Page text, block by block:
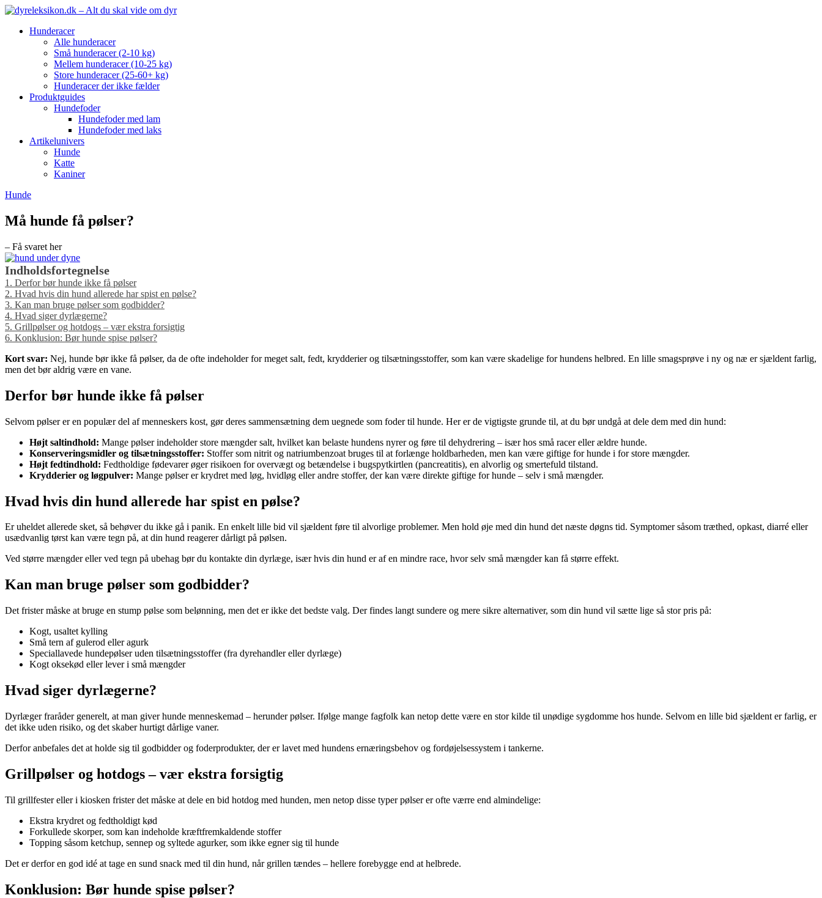
Hunderacer
Alle hunderacer
Små hunderacer (2-10 kg)
Mellem hunderacer (10-25 kg)
Store hunderacer (25-60+ kg)
Hunderacer der ikke fælder
Produktguides
Hundefoder
Hundefoder med lam
Hundefoder med laks
Artikelunivers
Hunde
Katte
Kaniner
Hunde
Må hunde få pølser?
– Få svaret her
Indholdsfortegnelse
1. Derfor bør hunde ikke få pølser
2. Hvad hvis din hund allerede har spist en pølse?
3. Kan man bruge pølser som godbidder?
4. Hvad siger dyrlægerne?
5. Grillpølser og hotdogs – vær ekstra forsigtig
6. Konklusion: Bør hunde spise pølser?
Kort svar: Nej, hunde bør ikke få pølser, da de ofte indeholder for meget salt, fedt, krydderier og tilsætningsstoffer, som kan være skadelige for hundens helbred. En lille smagsprøve i ny og næ er sjældent farlig,
men det bør aldrig være en vane.
Derfor bør hunde ikke få pølser
Selvom pølser er en populær del af menneskers kost, gør deres sammensætning dem uegnede som foder til hunde. Her er de vigtigste grunde til, at du bør undgå at dele dem med din hund:
Højt saltindhold: Mange pølser indeholder store mængder salt, hvilket kan belaste hundens nyrer og føre til dehydrering – især hos små racer eller ældre hunde.
Konserveringsmidler og tilsætningsstoffer: Stoffer som nitrit og natriumbenzoat bruges til at forlænge holdbarheden, men kan være giftige for hunde i for store mængder.
Højt fedtindhold: Fedtholdige fødevarer øger risikoen for overvægt og betændelse i bugspytkirtlen (pancreatitis), en alvorlig og smertefuld tilstand.
Krydderier og løgpulver: Mange pølser er krydret med løg, hvidløg eller andre stoffer, der kan være direkte giftige for hunde – selv i små mængder.
Hvad hvis din hund allerede har spist en pølse?
Er uheldet allerede sket, så behøver du ikke gå i panik. En enkelt lille bid vil sjældent føre til alvorlige problemer. Men hold øje med din hund det næste døgns tid. Symptomer såsom træthed, opkast, diarré eller
usædvanlig tørst kan være tegn på, at din hund reagerer dårligt på pølsen.
Ved større mængder eller ved tegn på ubehag bør du kontakte din dyrlæge, især hvis din hund er af en mindre race, hvor selv små mængder kan få større effekt.
Kan man bruge pølser som godbidder?
Det frister måske at bruge en stump pølse som belønning, men det er ikke det bedste valg. Der findes langt sundere og mere sikre alternativer, som din hund vil sætte lige så stor pris på:
Kogt, usaltet kylling
Små tern af gulerod eller agurk
Speciallavede hundepølser uden tilsætningsstoffer (fra dyrehandler eller dyrlæge)
Kogt oksekød eller lever i små mængder
Hvad siger dyrlægerne?
Dyrlæger fraråder generelt, at man giver hunde menneskemad – herunder pølser. Ifølge mange fagfolk kan netop dette være en stor kilde til unødige sygdomme hos hunde. Selvom en lille bid sjældent er farlig, er
det ikke uden risiko, og det skaber hurtigt dårlige vaner.
Derfor anbefales det at holde sig til godbidder og foderprodukter, der er lavet med hundens ernæringsbehov og fordøjelsessystem i tankerne.
Grillpølser og hotdogs – vær ekstra forsigtig
Til grillfester eller i kiosken frister det måske at dele en bid hotdog med hunden, men netop disse typer pølser er ofte værre end almindelige:
Ekstra krydret og fedtholdigt kød
Forkullede skorper, som kan indeholde kræftfremkaldende stoffer
Topping såsom ketchup, sennep og syltede agurker, som ikke egner sig til hunde
Det er derfor en god idé at tage en sund snack med til din hund, når grillen tændes – hellere forebygge end at helbrede.
Konklusion: Bør hunde spise pølser?